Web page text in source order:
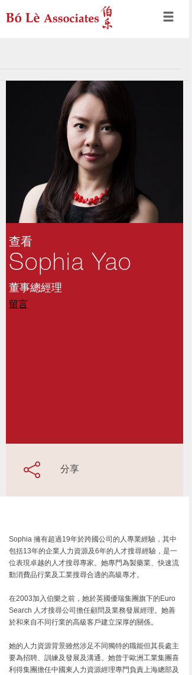
查看
Sophia Yao
董事總經理
留言
分享
Sophia 擁有超過19年於跨國公司的人專業經驗，其中
包括13年的企業人力資源及6年的人才搜尋經驗，是一
位表現卓越的人才搜尋專家。她專門為製藥業、快速流
動消費品行業及工業搜尋合適的高級專才。
在2003加入伯樂之前，她於英國優瑞集團旗下的Euro
Search 人才搜尋公司擔任顧問及業務發展經理。她善
於和來自不同行業的高級客戶建立深厚的關係。
她的人力資源背景雖然涉足不同獨特的職能但其長處主
要為招聘、訓練及發展及溝通。她曾于歐洲工業集團喜
利得集團擔任中國東人力資源經理專門負責上海總部及